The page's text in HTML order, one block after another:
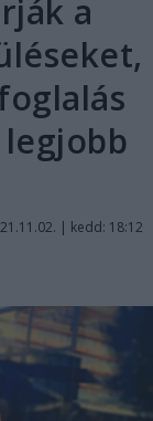
a
| kedd: 18:12